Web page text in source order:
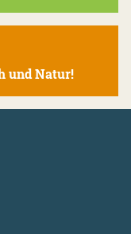
und Natur!
scrollen